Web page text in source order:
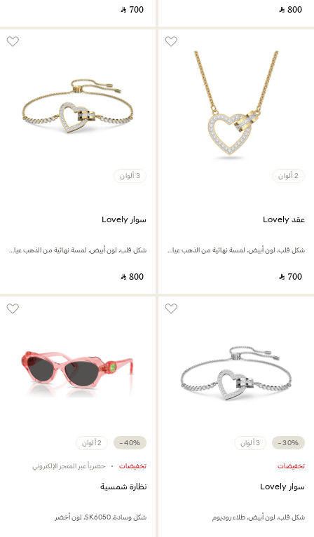
‎ ⃁ ⁦800⁩ ‎
‎ ⃁ ⁦700⁩ ‎
2 ألوان
عقد Lovely
شكل قلب، لون أبيض، لمسة نهائية من الذهب عيار 18 قيراط
‎ ⃁ ⁦700⁩ ‎
3 ألوان
سوار Lovely
شكل قلب، لون أبيض، لمسة نهائية من الذهب عيار 18 قيراط
‎ ⃁ ⁦800⁩ ‎
−30% 3 ألوان
تخفيضات
سوار Lovely
شكل قلب، لون أبيض، طلاء روديوم
−40% 2 ألوان
تخفيضات حصرياً عبر المتجر الإلكتروني
نظارة شمسية
شكل وسادة، SK6050، لون أخضر